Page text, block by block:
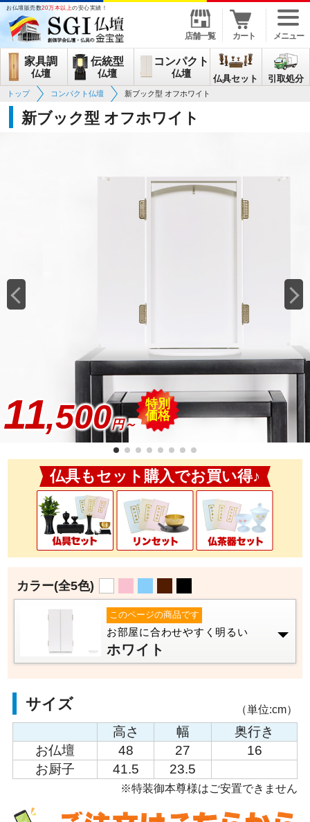
お仏壇販売数20万本以上の安心実績！
店舗一覧 カート メニュー
家具調
仏壇
伝統型
仏壇
コンパクト
仏壇 仏具セット 引取処分
トップ コンパクト仏壇 新ブック型 オフホワイト
新ブック型 オフホワイト
11,500円～
特別
価格
仏具もセット購入でお買い得♪
カラー(全5色)
このページの商品です
お部屋に合わせやすく明るい
ホワイト
サイズ （単位:cm）
高さ 幅
奥行き
お仏壇
48 27
16
お厨子
41.5 23.5
※特装御本尊様はご安置できません